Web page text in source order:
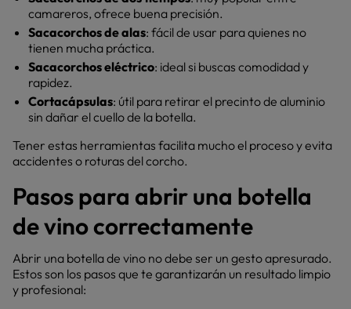
camareros, ofrece buena precisión.
Sacacorchos de alas: fácil de usar para quienes no
tienen mucha práctica.
Sacacorchos eléctrico: ideal si buscas comodidad y
rapidez.
Cortacápsulas: útil para retirar el precinto de aluminio
sin dañar el cuello de la botella.
Tener estas herramientas facilita mucho el proceso y evita
accidentes o roturas del corcho.
Pasos para abrir una botella
de vino correctamente
Abrir una botella de vino no debe ser un gesto apresurado.
Estos son los pasos que te garantizarán un resultado limpio
y profesional: